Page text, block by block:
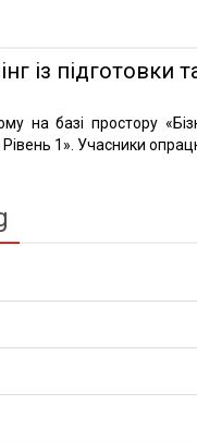
із підготовки
на базі простору
1». Учасники